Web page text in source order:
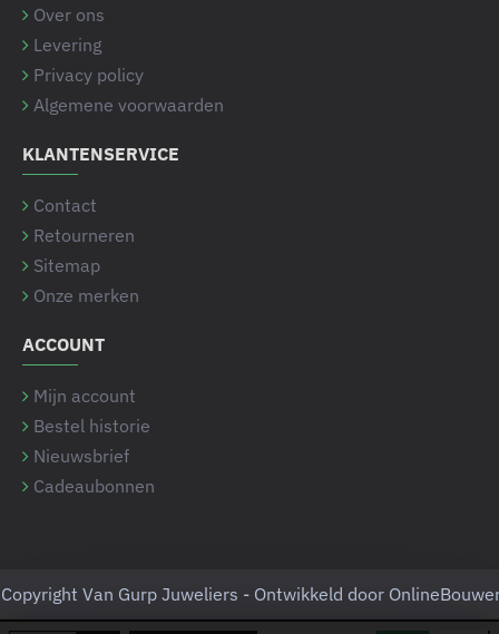
Over ons
Levering
Privacy policy
Algemene voorwaarden
KLANTENSERVICE
Contact
Retourneren
Sitemap
Onze merken
ACCOUNT
Mijn account
Bestel historie
Nieuwsbrief
Cadeaubonnen
Copyright Van Gurp Juweliers - Ontwikkeld door